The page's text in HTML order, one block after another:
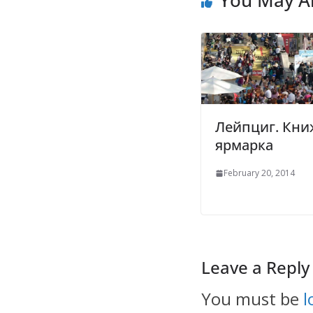
k p k
Лейпциг.
ярмарка
February 20, 2014
Leave a Reply
You must be